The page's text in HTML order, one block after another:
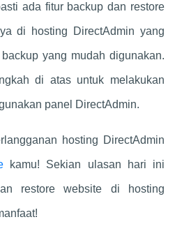
ada fitur backup dan restore
di hosting DirectAdmin yang
yang mudah digunakan.
di atas untuk melakukan
panel DirectAdmin.
hosting DirectAdmin
kamu! Sekian ulasan hari ini
restore website di hosting